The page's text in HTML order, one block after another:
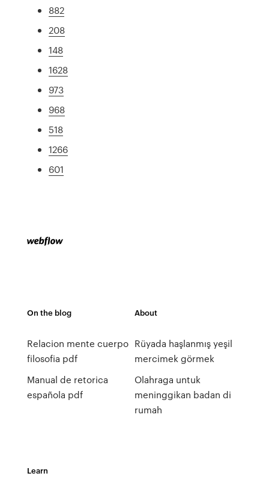
882
208
148
1628
973
968
518
1266
601
On the blog
Relacion mente cuerpo
filosofia pdf
Manual de retorica
española pdf
About
Rüyada haşlanmış yeşil
mercimek görmek
Olahraga untuk
meninggikan badan di
rumah
Learn